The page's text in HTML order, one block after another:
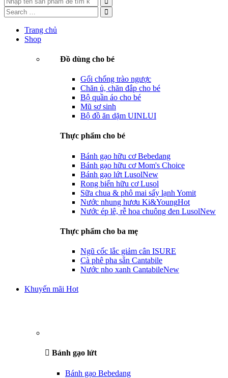
Trang chủ
Shop
Đồ dùng cho bé
Gối chống trào ngược
Chăn ủ, chăn đắp cho bé
Bộ quần áo cho bé
Mũ sơ sinh
Bộ đồ ăn dặm UINLUI
Thực phẩm cho bé
Bánh gạo hữu cơ Bebedang
Bánh gạo hữu cơ Mom's Choice
Bánh gạo lứt LusolNew
Rong biển hữu cơ Lusol
Sữa chua & phô mai sấy lạnh Yomit
Nước nhung hươu Ki&YoungHot
Nước ép lê, rễ hoa chuông đen LusolNew
Thực phẩm cho ba mẹ
Ngũ cốc lắc giảm cân ISURE
Cà phê pha sẵn Cantabile
Nước nho xanh CantabileNew
Khuyến mãi Hot
Bánh gạo lứt
Bánh gạo Bebedang